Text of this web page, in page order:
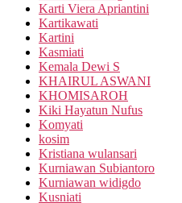
Karti Viera Apriantini
Kartikawati
Kartini
Kasmiati
Kemala Dewi S
KHAIRUL ASWANI
KHOMISAROH
Kiki Hayatun Nufus
Komyati
kosim
Kristiana wulansari
Kurniawan Subiantoro
Kurniawan widigdo
Kusniati